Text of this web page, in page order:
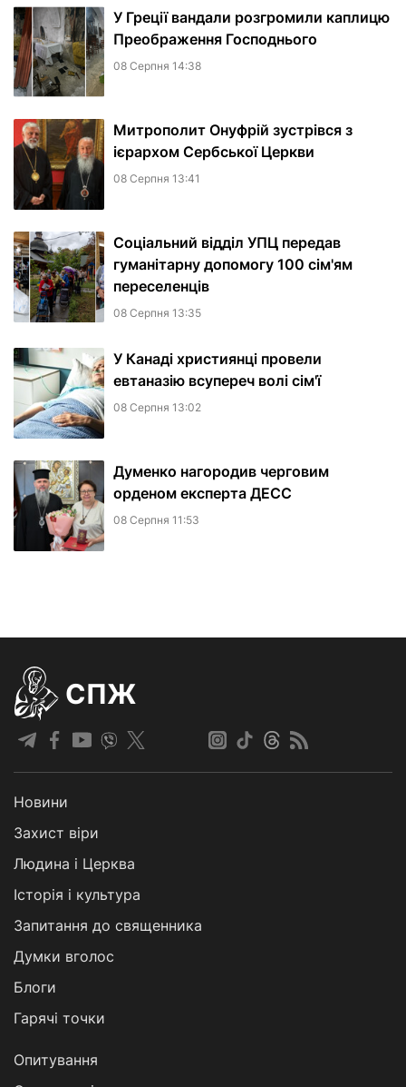
У Греції вандали розгромили каплицю
Преображення Господнього
08 Серпня 14:38
Митрополит Онуфрій зустрівся з
ієрархом Сербської Церкви
08 Серпня 13:41
Соціальний відділ УПЦ передав
гуманітарну допомогу 100 сім'ям
переселенців
08 Серпня 13:35
У Канаді християнці провели
евтаназію всупереч волі сім'ї
08 Серпня 13:02
Думенко нагородив черговим
орденом експерта ДЕСС
08 Серпня 11:53
СПЖ
Новини
Захист віри
Людина і Церква
Історія і культура
Запитання до священника
Думки вголос
Блоги
Гарячі точки
Опитування